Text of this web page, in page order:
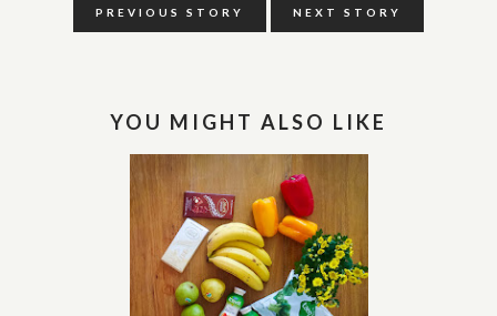
PREVIOUS STORY NEXT STORY
YOU MIGHT ALSO LIKE